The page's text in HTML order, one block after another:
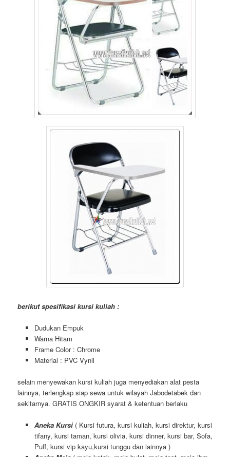
berikut spesifikasi kursi kuliah :
Dudukan Empuk
Warna Hitam
Frame Color : Chrome
Material : PVC Vynil
selain menyewakan kursi kuliah juga menyediakan alat pesta
lainnya, terlengkap siap sewa untuk wilayah Jabodetabek dan
sekitarnya. GRATIS ONGKIR syarat & ketentuan berlaku
Aneka Kursi( Kursi futura, kursi kuliah, kursi direktur, kursi
tifany, kursi taman, kursi olivia, kursi dinner, kursi bar, Sofa,
Puff, kursi vip kayu,kursi tunggu dan lainnya )